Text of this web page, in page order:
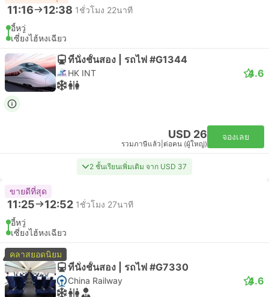
11:16 12:38 1ชั่วโมง 22นาที
อี้หวู่
เซี่ยงไฮ้หงเฉียว
ที่นั่งชั้นสอง | รถไฟ #G1344
HK INT 4.6
USD 26
รวมภาษีแล้ว ต่อคน (ผู้ใหญ่)
จองเลย
2 ชั้นเรียนเพิ่มเติม จาก USD 37
ขายดีที่สุด
11:25 12:52 1ชั่วโมง 27นาที
อี้หวู่
เซี่ยงไฮ้หงเฉียว
คลาสยอดนิยม
ที่นั่งชั้นสอง | รถไฟ #G7330
China Railway 4.6